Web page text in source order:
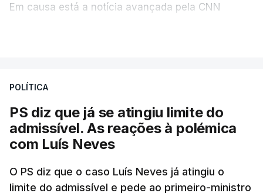
Em causa está a notícia avançada pela CNN
abertura de qualquer processo disciplinar, por não
ter qualquer elemento que indicie a realização
dessas obras.
POLÍTICA
PS diz que já se atingiu limite do
admissível. As reações à polémica
com Luís Neves
O PS diz que o caso Luís Neves já atingiu o
limite do admissível e pede ao primeiro-ministro